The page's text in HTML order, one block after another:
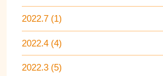
2022.7 (1)
2022.4 (4)
2022.3 (5)